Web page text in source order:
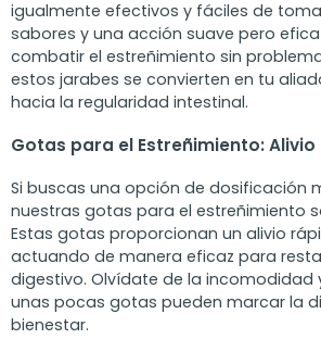
igualmente efectivos y fáciles de
sabores y una acción suave pero
combatir el estreñimiento sin
estos jarabes se convierten en tu
hacia la regularidad intestinal.
Gotas para el Estreñimiento: Alivio
Si buscas una opción de dosificación
nuestras gotas para el estreñimiento
Estas gotas proporcionan un alivio
actuando de manera eficaz para
digestivo. Olvídate de la incomodidad
unas pocas gotas pueden marcar la
bienestar.